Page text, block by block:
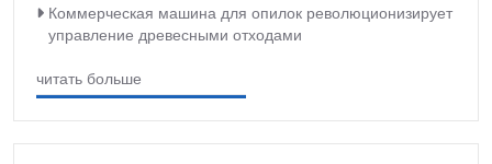
Коммерческая машина для опилок революционизирует
управление древесными отходами
читать больше